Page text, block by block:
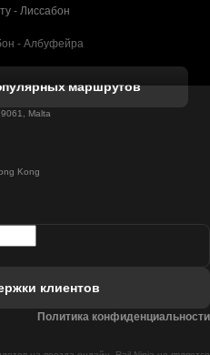
- Лиссабон
- Албуфейра
- Лагос
- Мадрид
маршрутов
Malta
Kong
клиентов
Политика конфиденциальности